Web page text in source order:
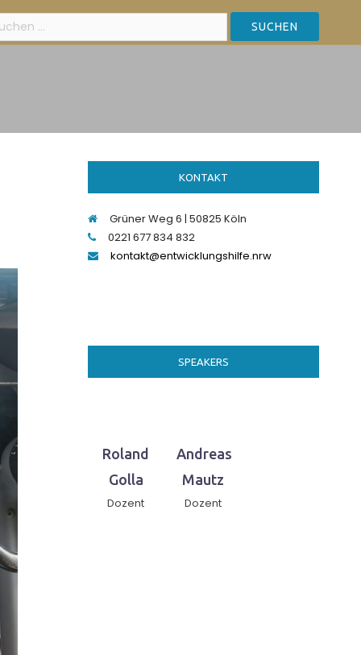
KONTAKT
Grüner Weg 6 | 50825 Köln
0221 677 834 832
kontakt@entwicklungshilfe.nrw
SPEAKERS
Roland
Golla
Dozent
Andreas
Mautz
Dozent